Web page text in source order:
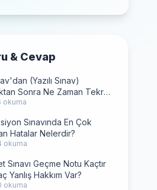
& Cevap
(Yazılı Sınav)
Sonra Ne Zaman Tekrar
okuma
Sınavında En Çok
Hatalar Nelerdir?
okuma
Sınavı Geçme Notu Kaçtır
Yanlış Hakkım Var?
okuma